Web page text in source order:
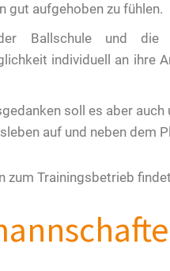
gut aufgehoben zu fühlen.
Ballschule und die
individuell an ihre
soll es aber
auf und neben dem
zum Trainingsbetrieb